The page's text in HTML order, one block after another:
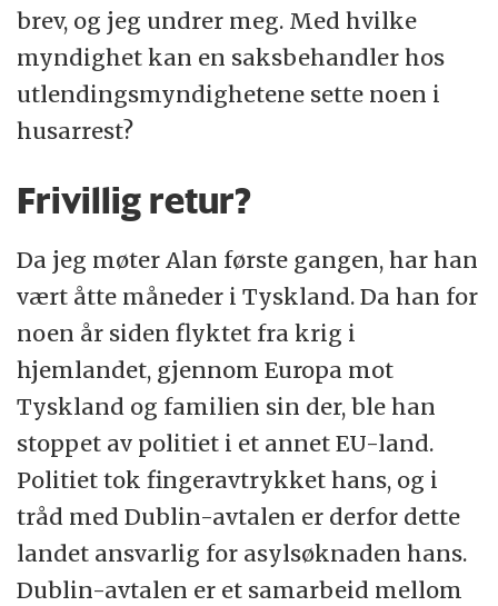
brev, og jeg undrer meg. Med hvilke
myndighet kan en saksbehandler hos
utlendingsmyndighetene sette noen i
husarrest?
Frivillig retur?
Da jeg møter Alan første gangen, har han
vært åtte måneder i Tyskland. Da han for
noen år siden flyktet fra krig i
hjemlandet, gjennom Europa mot
Tyskland og familien sin der, ble han
stoppet av politiet i et annet EU-land.
Politiet tok fingeravtrykket hans, og i
tråd med Dublin-avtalen er derfor dette
landet ansvarlig for asylsøknaden hans.
Dublin-avtalen er et samarbeid mellom